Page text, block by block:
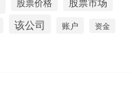
该公司 账户 资金